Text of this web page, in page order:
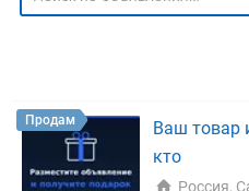
ТИП СДЕЛКИ Все
РУБРИКА
Продам
Ваш товар
кто
Россия,